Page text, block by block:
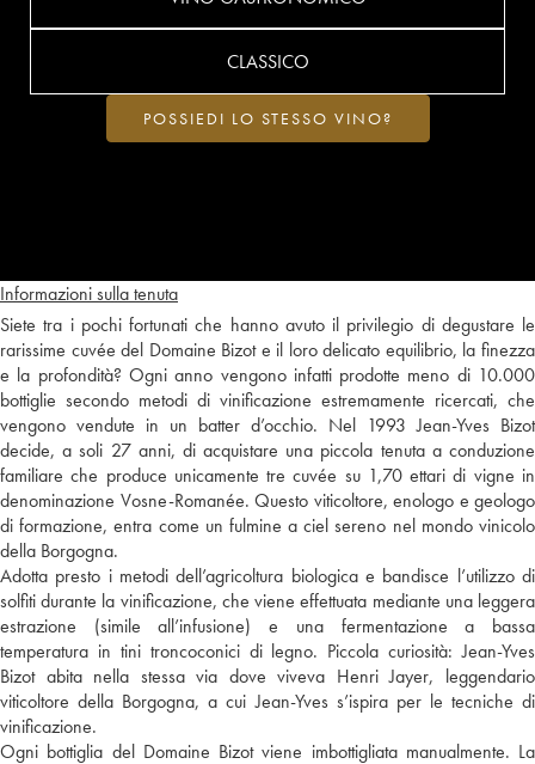
Informazioni sulla tenuta
Siete tra i pochi fortunati che hanno avuto il privilegio di degustare le
rarissime cuvée del Domaine Bizot e il loro delicato equilibrio, la finezza
e la profondità? Ogni anno vengono infatti prodotte meno di 10.000
bottiglie secondo metodi di vinificazione estremamente ricercati, che
vengono vendute in un batter d’occhio. Nel 1993 Jean-Yves Bizot
decide, a soli 27 anni, di acquistare una piccola tenuta a conduzione
familiare che produce unicamente tre cuvée su 1,70 ettari di vigne in
denominazione Vosne-Romanée. Questo viticoltore, enologo e geologo
di formazione, entra come un fulmine a ciel sereno nel mondo vinicolo
della Borgogna.
Adotta presto i metodi dell’agricoltura biologica e bandisce l’utilizzo di
solfiti durante la vinificazione, che viene effettuata mediante una leggera
estrazione (simile all’infusione) e una fermentazione a bassa
temperatura in tini troncoconici di legno. Piccola curiosità: Jean-Yves
Bizot abita nella stessa via dove viveva Henri Jayer, leggendario
viticoltore della Borgogna, a cui Jean-Yves s’ispira per le tecniche di
vinificazione.
Ogni bottiglia del Domaine Bizot viene imbottigliata manualmente. La
CLASSICO
POSSIEDI LO STESSO VINO?